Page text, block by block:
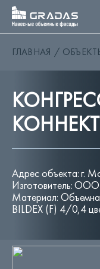
О КОМПАНИИ
EMOCIO
ОБЪЕКТЫ
BIM БИБЛИОТЕКА
НОВОСТИ
ЗАКАЗАТЬ
ГЛАВНАЯ
КОННЕКТ
Адрес объекта: г.
Изготовитель:
Материал:
BILDEX (F) 4/0,4